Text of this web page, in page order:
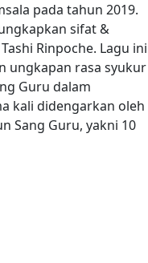
pada tahun 2019.
sifat &
Rinpoche. Lagu ini
ungkapan rasa syukur
Guru dalam
kali didengarkan oleh
Sang Guru, yakni 10